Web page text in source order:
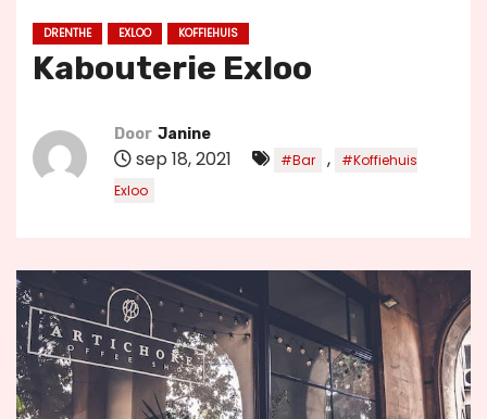
DRENTHE EXLOO KOFFIEHUIS
Kabouterie Exloo
Door Janine
sep 18, 2021 #Bar ,
#Koffiehuis
Exloo